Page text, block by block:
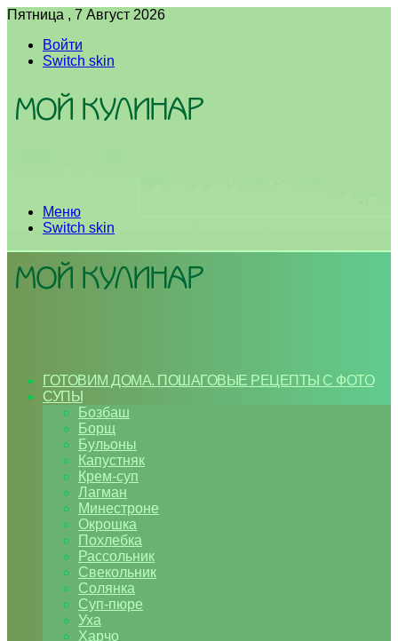
Пятница , 7 Август 2026
Войти
Switch skin
Меню
Switch skin
ГОТОВИМ ДОМА. ПОШАГОВЫЕ РЕЦЕПТЫ С ФОТО
СУПЫ
Бозбаш
Борщ
Бульоны
Капустняк
Крем-суп
Лагман
Минестроне
Окрошка
Похлебка
Рассольник
Свекольник
Солянка
Суп-пюре
Уха
Харчо